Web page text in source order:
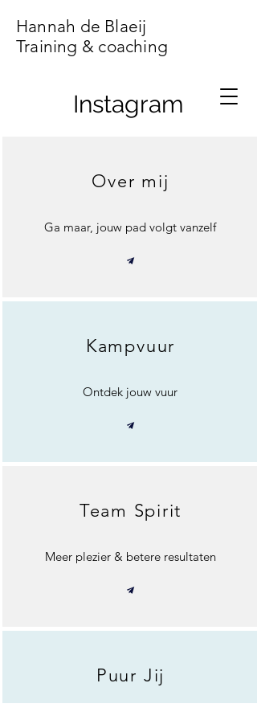
Hannah de Blaeij
Training & coaching
Instagram
Over mij
Ga maar, jouw pad volgt vanzelf
Kampvuur
Ontdek jouw vuur
Team Spirit
Meer plezier & betere resultaten
Puur Jij